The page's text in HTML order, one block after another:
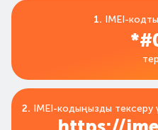
1. IMEI-
2. IMEI-кодыңызды тексеру